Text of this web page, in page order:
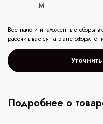
M
Все налоги и таможенные сборы
рассчитывается на этапе
Подробнее о